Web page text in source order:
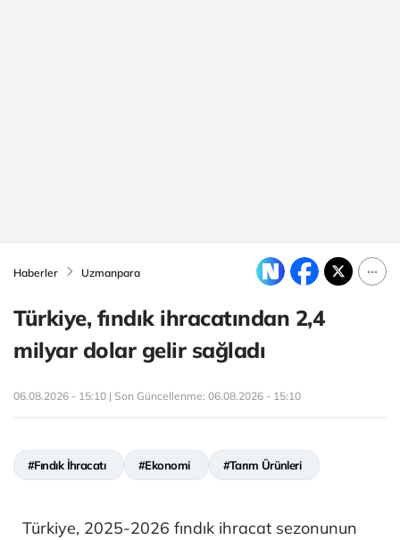
Haberler Uzmanpara
Türkiye, fındık ihracatından 2,4
milyar dolar gelir sağladı
06.08.2026 - 15:10 | Son Güncellenme: 06.08.2026 - 15:10
#Fındık İhracatı #Ekonomi #Tarım Ürünleri
Türkiye, 2025-2026 fındık ihracat sezonunun